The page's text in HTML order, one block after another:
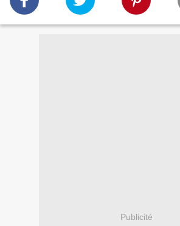
Publicité